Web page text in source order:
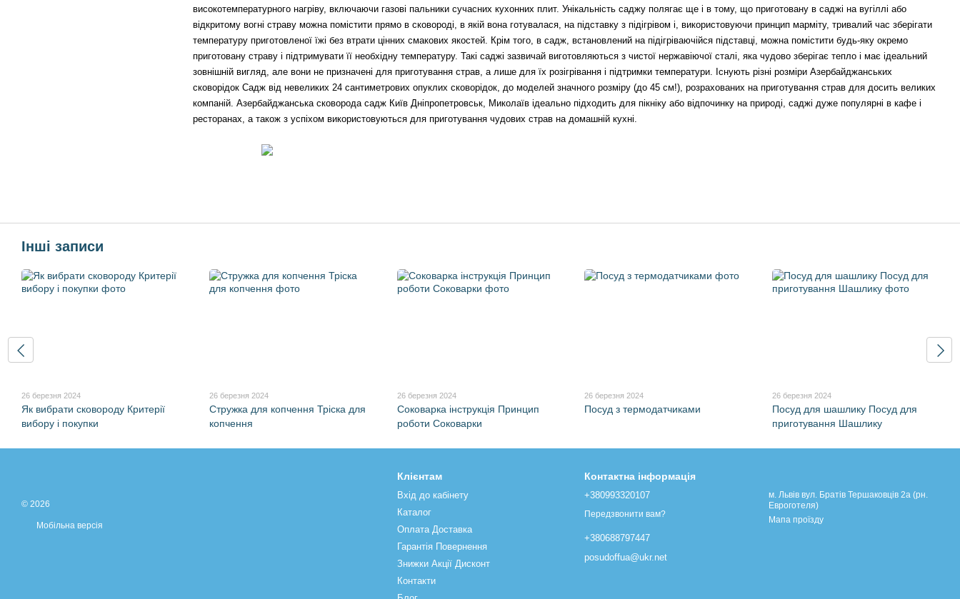
високотемпературного нагріву, включаючи газові пальники сучасних кухонних плит. Унікальність саджу полягає ще і в тому, що приготовану в саджі на вугіллі або
відкритому вогні страву можна помістити прямо в сковороді, в якій вона готувалася, на підставку з підігрівом і, використовуючи принцип марміту, тривалий час зберігати
температуру приготовленої їжі без втрати цінних смакових якостей. Крім того, в садж, встановлений на підігріваючійся підставці, можна помістити будь-яку окремо
приготовану страву і підтримувати її необхідну температуру. Такі саджі зазвичай виготовляються з чистої нержавіючої сталі, яка чудово зберігає тепло і має ідеальний
зовнішній вигляд, але вони не призначені для приготування страв, а лише для їх розігрівання і підтримки температури. Існують різні розміри Азербайджанських
сковорідок Садж від невеликих 24 сантиметрових опуклих сковорідок, до моделей значного розміру (до 45 см!), розрахованих на приготування страв для досить великих
компаній. Азербайджанська сковорода садж Київ Дніпропетровськ, Миколаїв ідеально підходить для пікніку або відпочинку на природі, саджі дуже популярні в кафе і
ресторанах, а також з успіхом використовуються для приготування чудових страв на домашній кухні.
Інші записи
26 березня 2024
Як вибрати сковороду Критерії
вибору і покупки
26 березня 2024
Стружка для копчення Тріска для
копчення
26 березня 2024
Соковарка інструкція Принцип
роботи Соковарки
26 березня 2024
Посуд з термодатчиками
26 березня 2024
Посуд для шашлику Посуд для
приготування Шашлику
© 2026
Мобільна версія
Клієнтам
Вхід до кабінету
Каталог
Оплата Доставка
Гарантія Повернення
Знижки Акції Дисконт
Контакти
Контактна інформація
+380993320107
Передзвонити вам?
+380688797447
posudoffua@ukr.net
м. Львів вул. Братів Тершаковців 2а (рн.
Евроготеля)
Мапа проїзду